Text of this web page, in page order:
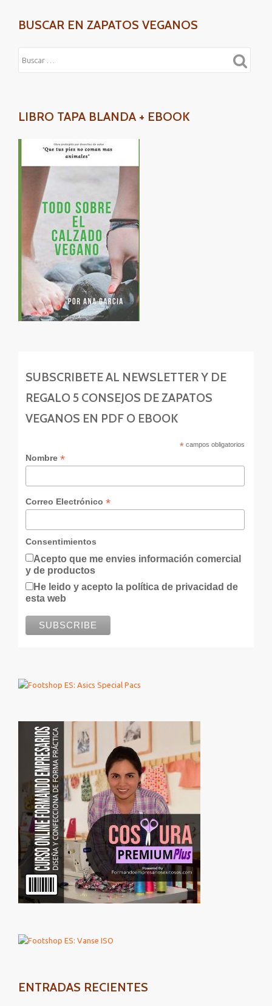
BUSCAR EN ZAPATOS VEGANOS
LIBRO TAPA BLANDA + EBOOK
SUBSCRIBETE AL NEWSLETTER Y DE
REGALO 5 CONSEJOS DE ZAPATOS
VEGANOS EN PDF O EBOOK
*campos obligatorios
Nombre *
Correo Electrónico *
Consentimientos
Acepto que me envies información comercial
y de productos
He leido y acepto la política de privacidad de
esta web
ENTRADAS RECIENTES